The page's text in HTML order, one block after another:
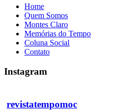
Home
Quem Somos
Montes Claro
Memórias do Tempo
Coluna Social
Contato
Instagram
revistatempomoc